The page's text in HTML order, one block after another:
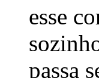
esse
passa